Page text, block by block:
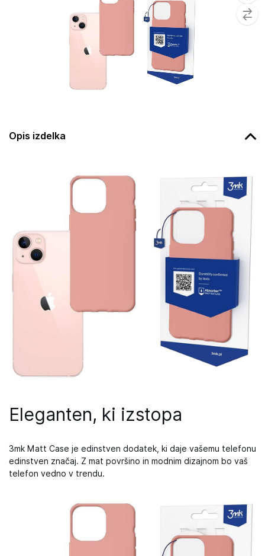
Opis izdelka
Eleganten, ki izstopa
3mk Matt Case je edinstven dodatek, ki daje vašemu telefonu
edinstven značaj. Z mat površino in modnim dizajnom bo vaš
telefon vedno v trendu.